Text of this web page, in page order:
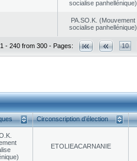
socialise panhellénique)
PA.SO.K. (Mouvement
socialise panhellénique)
- 240 from 300 - Pages: 10
Circonscription d’élection
EΤOLIEACARNANIE